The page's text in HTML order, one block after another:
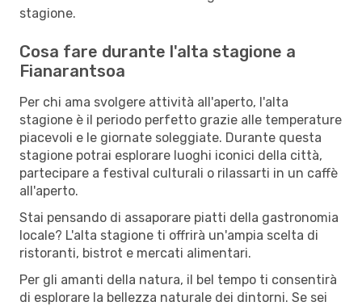
stagione.
Cosa fare durante l'alta stagione a
Fianarantsoa
Per chi ama svolgere attività all'aperto, l'alta
stagione è il periodo perfetto grazie alle temperature
piacevoli e le giornate soleggiate. Durante questa
stagione potrai esplorare luoghi iconici della città,
partecipare a festival culturali o rilassarti in un caffè
all'aperto.
Stai pensando di assaporare piatti della gastronomia
locale? L'alta stagione ti offrirà un'ampia scelta di
ristoranti, bistrot e mercati alimentari.
Per gli amanti della natura, il bel tempo ti consentirà
di esplorare la bellezza naturale dei dintorni. Se sei